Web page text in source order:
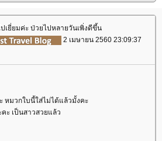
ยี่ยมค่ะ ป่วยไปหลายวันเพิ่งดีขึ้น
2 เมษายน 2560 23:09:37
หมวกใบนี้ใส่ไม่ได้แล้วมั้งคะ
ะ เป็นสาวสวยแล้ว